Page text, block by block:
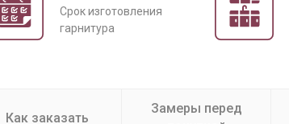
Срок изготовления
гарнитура
Как заказать
Замеры перед